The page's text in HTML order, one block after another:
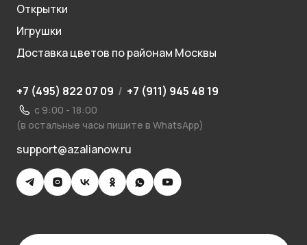
Открытки
Игрушки
Доставка цветов по районам Москвы
+7 (495) 822 07 09 / +7 (911) 945 48 19
с 9:00 - 18:00
(в остальные часы пишите в WhatsApp)
support@azalianow.ru